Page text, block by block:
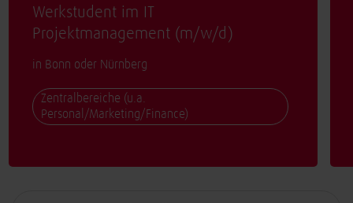
Werkstudent im IT
Projektmanagement (m/w/d )
in Bonn oder Nürnberg
Zentralbereiche (u.a.
Personal/Marketing/Finance)